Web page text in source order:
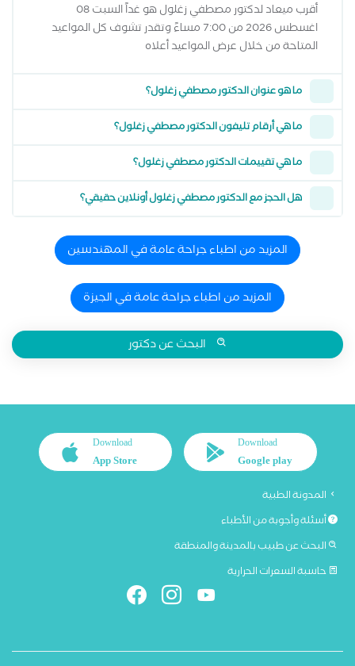
أقرب ميعاد لدكتور مصطفي زغلول هو غداً السبت 08
اغسطس 2026 من 7:00 مساءً وتقدر تشوف كل المواعيد
المتاحة من خلال عرض المواعيد أعلاه
ما هو عنوان الدكتور مصطفي زغلول؟
ما هي أرقام تليفون الدكتور مصطفي زغلول؟
ما هي تقييمات الدكتور مصطفي زغلول؟
هل الحجز مع الدكتور مصطفي زغلول أونلاين حقيقي؟
المزيد من اطباء جراحة عامة في المهندسين
المزيد من اطباء جراحة عامة في الجيزة
البحث عن دكتور
Download
Google play
Download
App Store
المدونة الطبية
أسئلة وأجوبة من الأطباء
البحث عن طبيب بالمدينة والمنطقة
حاسبة السعرات الحرارية